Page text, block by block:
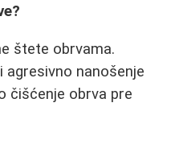
štete obrvama.
nanošenje
čišćenje obrva pre